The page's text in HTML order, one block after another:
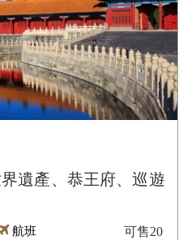
遺產、恭王府、巡遊
航班 可售20